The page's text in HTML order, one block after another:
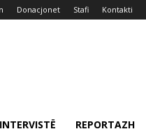
Donacjonet Stafi Kontakti
INTERVISTË REPORTAZH